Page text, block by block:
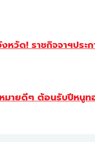
หวัด! ราชกิจจาฯประ
มายดีๆ ต้อนรับปีหนูท